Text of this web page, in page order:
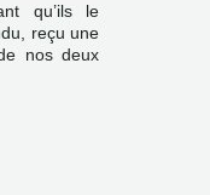
qu’ils le
reçu une
nos deux